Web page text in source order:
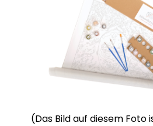
(Das Bild auf diesem Foto